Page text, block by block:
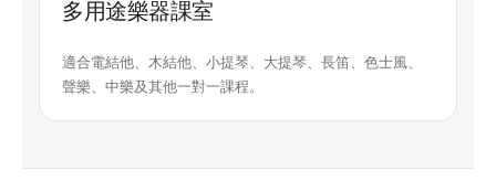
多用途樂器課室
適合電結他、木結他、小提琴、大提琴、長笛、色士風、
聲樂、中樂及其他一對一課程。